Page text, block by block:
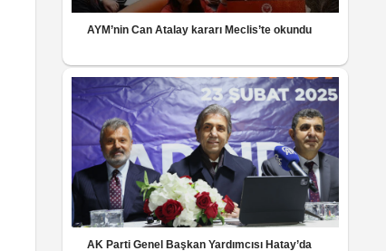
AYM’nin Can Atalay kararı Meclis’te okundu
AK Parti Genel Başkan Yardımcısı Hatay’da